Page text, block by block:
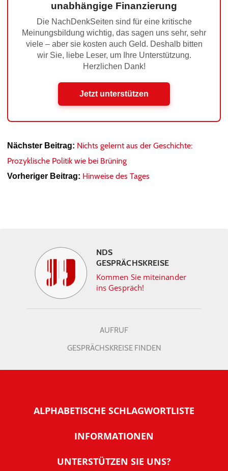
unabhängige Finanzierung
Die NachDenkSeiten sind für eine kritische
Meinungsbildung wichtig, das sagen uns sehr, sehr
viele – aber sie kosten auch Geld. Deshalb bitten
wir Sie, liebe Leser, um Ihre Unterstützung.
Herzlichen Dank!
Jetzt unterstützen
Nächster Beitrag: Nichts gelernt aus der Geschichte:
Prozyklische Politik wie bei Brüning
Vorheriger Beitrag: Hinweise des Tages
NDS
GESPRÄCHSKREISE
Kommen Sie miteinander
ins Gespräch!
AUFRUF
GESPRÄCHSKREISE FINDEN
ALPHABETISCHE SCHLAGWORTLISTE
INFORMATIONEN
Warum NachDenkSeiten
UNTERSTÜTZEN SIE UNS?